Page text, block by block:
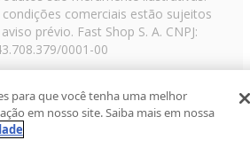
comerciais estão sujeitos
prévio. Fast Shop S. A. CNPJ:
0001-00
001, Telefone: 11 3003-3728 ©
Todos os direitos reservadosRF
para que você tenha uma melhor
em nosso site. Saiba mais em nossa